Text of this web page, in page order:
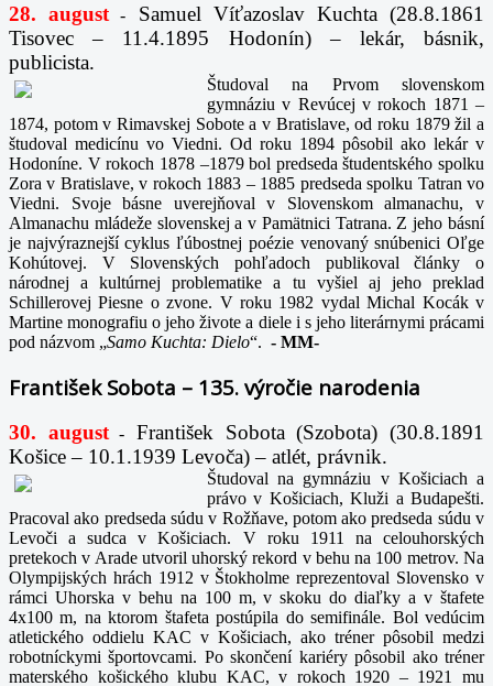
28. august -
Samuel Víťazoslav Kuchta (28.8.1861
Tisovec – 11.4.1895 Hodonín) – lekár, básnik,
publicista.
Študoval na Prvom slovenskom
gymnáziu v Revúcej v rokoch 1871 –
1874, potom v Rimavskej Sobote a v Bratislave, od roku 1879 žil a
študoval medicínu vo Viedni. Od roku 1894 pôsobil ako lekár v
Hodoníne. V rokoch 1878 –1879 bol predseda študentského spolku
Zora v Bratislave, v rokoch 1883 – 1885 predseda spolku Tatran vo
Viedni. Svoje básne uverejňoval v Slovenskom almanachu, v
Almanachu mládeže slovenskej a v Pamätnici Tatrana. Z jeho básní
je najvýraznejší cyklus ľúbostnej poézie venovaný snúbenici Oľge
Kohútovej. V Slovenských pohľadoch publikoval články o
národnej a kultúrnej problematike a tu vyšiel aj jeho preklad
Schillerovej Piesne o zvone. V roku 1982 vydal Michal Kocák v
Martine monografiu o jeho živote a diele i s jeho literárnymi prácami
pod názvom „Samo Kuchta: Dielo“. - MM-
František Sobota – 135. výročie narodenia
30. august-
František Sobota (Szobota) (30.8.1891
Košice – 10.1.1939 Levoča) – atlét, právnik.
Študoval na gymnáziu v Košiciach a
právo v Košiciach, Kluži a Budapešti.
Pracoval ako predseda súdu v Rožňave, potom ako predseda súdu v
Levoči a sudca v Košiciach. V roku 1911 na celouhorských
pretekoch v Arade utvoril uhorský rekord v behu na 100 metrov. Na
Olympijských hrách 1912 v Štokholme reprezentoval Slovensko v
rámci Uhorska v behu na 100 m, v skoku do diaľky a v štafete
4x100 m, na ktorom štafeta postúpila do semifinále. Bol vedúcim
atletického oddielu KAC v Košiciach, ako tréner pôsobil medzi
robotníckymi športovcami. Po skončení kariéry pôsobil ako tréner
materského košického klubu KAC, v rokoch 1920 – 1921 mu